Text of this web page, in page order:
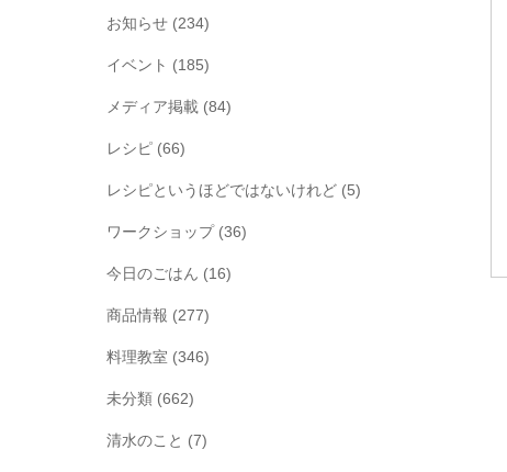
お知らせ (234)
イベント (185)
メディア掲載 (84)
レシピ (66)
レシピというほどではないけれど (5)
ワークショップ(36)
今日のごはん (16)
商品情報 (277)
料理教室 (346)
未分類 (662)
清水のこと (7)